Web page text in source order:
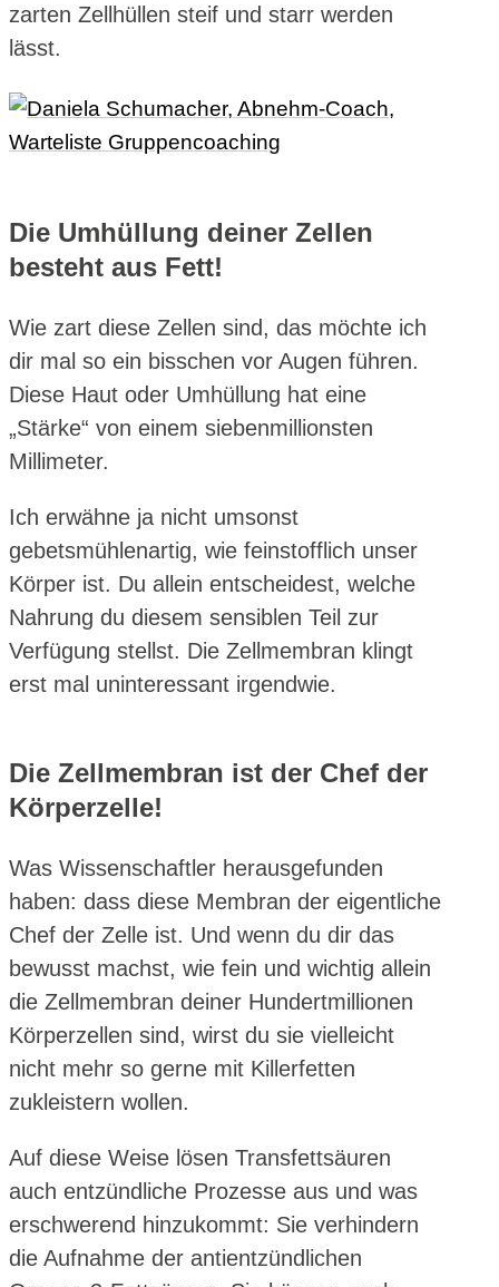
zarten Zellhüllen steif und starr werden
lässt.
Die Umhüllung deiner Zellen
besteht aus Fett!
Wie zart diese Zellen sind, das möchte ich
dir mal so ein bisschen vor Augen führen.
Diese Haut oder Umhüllung hat eine
„Stärke“ von einem siebenmillionsten
Millimeter.
Ich erwähne ja nicht umsonst
gebetsmühlenartig, wie feinstofflich unser
Körper ist. Du allein entscheidest, welche
Nahrung du diesem sensiblen Teil zur
Verfügung stellst. Die Zellmembran klingt
erst mal uninteressant irgendwie.
Die Zellmembran ist der Chef der
Körperzelle!
Was Wissenschaftler herausgefunden
haben: dass diese Membran der eigentliche
Chef der Zelle ist. Und wenn du dir das
bewusst machst, wie fein und wichtig allein
die Zellmembran deiner Hundertmillionen
Körperzellen sind, wirst du sie vielleicht
nicht mehr so gerne mit Killerfetten
zukleistern wollen.
Auf diese Weise lösen Transfettsäuren
auch entzündliche Prozesse aus und was
erschwerend hinzukommt: Sie verhindern
die Aufnahme der antientzündlichen